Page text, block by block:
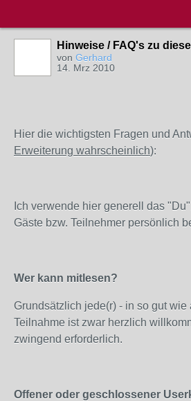
Hinweise / FAQ's zu
von Gerhard
14. Mrz 2010
Hier die wichtigsten Fragen und
Erweiterung wahrscheinlich):
Ich verwende hier generell das
Gäste bzw. Teilnehmer persönlich
Wer kann mitlesen?
Grundsätzlich jede(r) - in so gut
Teilnahme ist zwar herzlich
zwingend erforderlich.
Offener oder geschlossener